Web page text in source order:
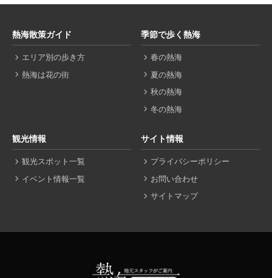
熱海散策ガイド
エリア別の歩き方
熱海は花の街
季節で歩く熱海
春の熱海
夏の熱海
秋の熱海
冬の熱海
観光情報
観光スポット一覧
イベント情報一覧
サイト情報
プライバシーポリシー
お問い合わせ
サイトマップ